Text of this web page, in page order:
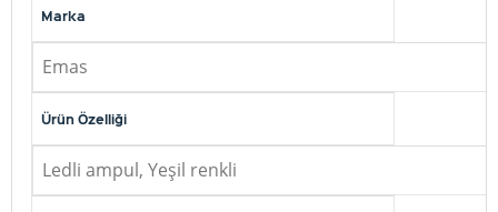
Marka
Emas
Ürün Özelliği
Ledli ampul, Yeşil renkli